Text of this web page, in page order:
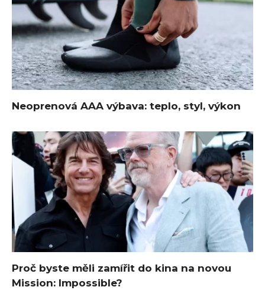
Neoprenová AAA výbava: teplo, styl, výkon
Proč byste měli zamířit do kina na novou
Mission: Impossible?